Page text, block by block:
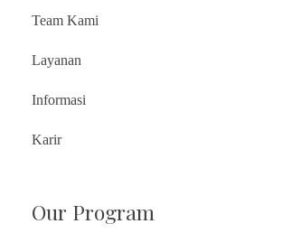
Team Kami
Layanan
Informasi
Karir
Our Program